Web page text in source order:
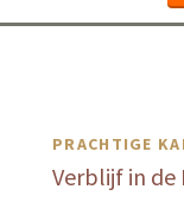
PRACHTIGE
Verblijf in de